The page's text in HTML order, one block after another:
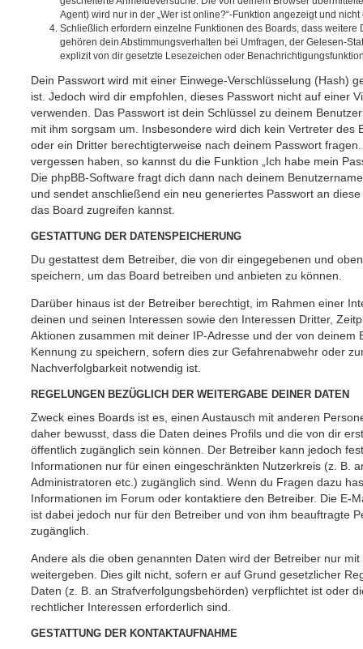
Agent) wird nur in der „Wer ist online?“-Funktion angezeigt und
Schließlich erfordern einzelne Funktionen des Boards, dass weitere
gehören dein Abstimmungsverhalten bei Umfragen, der Gelesen-
explizit von dir gesetzte Lesezeichen oder
Dein Passwort wird mit einer Einwege-Verschlüsselung (Hash)
ist. Jedoch wird dir empfohlen, dieses Passwort nicht auf einer
verwenden. Das Passwort ist dein Schlüssel zu deinem
mit ihm sorgsam um. Insbesondere wird dich kein Vertreter des
oder ein Dritter berechtigterweise nach deinem Passwort
vergessen haben, so kannst du die Funktion „Ich habe mein
Die phpBB-Software fragt dich dann nach deinem
und sendet anschließend ein neu generiertes Passwort an
das Board zugreifen kannst.
GESTATTUNG DER DATENSPEICHERUNG
Du gestattest dem Betreiber, die von dir eingegebenen und
speichern, um das Board betreiben und anbieten zu können.
Darüber hinaus ist der Betreiber berechtigt, im Rahmen einer
deinen und seinen Interessen sowie den Interessen Dritter,
Aktionen zusammen mit deiner IP-Adresse und der von deinem
Kennung zu speichern, sofern dies zur Gefahrenabwehr oder
Nachverfolgbarkeit notwendig ist.
REGELUNGEN BEZÜGLICH DER WEITERGABE DEINER DATEN
Zweck eines Boards ist es, einen Austausch mit anderen
daher bewusst, dass die Daten deines Profils und die von dir
öffentlich zugänglich sein können. Der Betreiber kann jedoch
Informationen nur für einen eingeschränkten Nutzerkreis (z. B.
Administratoren etc.) zugänglich sind. Wenn du Fragen dazu
Informationen im Forum oder kontaktiere den Betreiber. Die E-
ist dabei jedoch nur für den Betreiber und von ihm beauftragte
zugänglich.
Andere als die oben genannten Daten wird der Betreiber nur
weitergeben. Dies gilt nicht, sofern er auf Grund gesetzlicher
Daten (z. B. an Strafverfolgungsbehörden) verpflichtet ist oder
rechtlicher Interessen erforderlich sind.
GESTATTUNG DER KONTAKTAUFNAHME